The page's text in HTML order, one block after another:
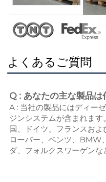
よくあるご質問
Q : あなたの主な製品は
A : 当社の製品にはディー
ジンシステムが含まれま
国、ドイツ、フランスお
ローバー、ベンツ、BMW
ダ、フォルクスワーゲンな